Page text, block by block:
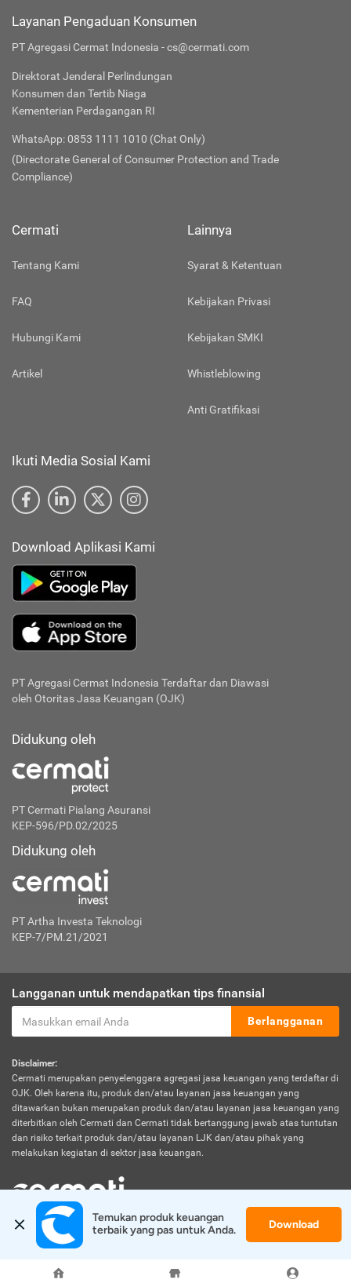
Layanan Pengaduan Konsumen
PT Agregasi Cermat Indonesia - cs@cermati.com
Direktorat Jenderal Perlindungan
Konsumen dan Tertib Niaga
Kementerian Perdagangan RI
WhatsApp: 0853 1111 1010 (Chat Only)
(Directorate General of Consumer Protection and Trade
Compliance)
Cermati
Tentang Kami
FAQ
Hubungi Kami
Artikel
Lainnya
Syarat & Ketentuan
Kebijakan Privasi
Kebijakan SMKI
Whistleblowing
Anti Gratifikasi
Ikuti Media Sosial Kami
Download Aplikasi Kami
PT Agregasi Cermat Indonesia Terdaftar dan Diawasi
oleh Otoritas Jasa Keuangan (OJK)
Didukung oleh
PT Cermati Pialang Asuransi
KEP-596/PD.02/2025
Didukung oleh
PT Artha Investa Teknologi
KEP-7/PM.21/2021
Langganan untuk mendapatkan tips finansial
Berlangganan
Disclaimer:
Cermati merupakan penyelenggara agregasi jasa keuangan yang terdaftar di
OJK. Oleh karena itu, produk dan/atau layanan jasa keuangan yang
ditawarkan bukan merupakan produk dan/atau layanan jasa keuangan yang
diterbitkan oleh Cermati dan Cermati tidak bertanggung jawab atas tuntutan
dan risiko terkait produk dan/atau layanan LJK dan/atau pihak yang
melakukan kegiatan di sektor jasa keuangan.
© 2026 Cermati. All Rights Reserved.
Temukan produk keuangan
terbaik yang pas untuk Anda.
Download